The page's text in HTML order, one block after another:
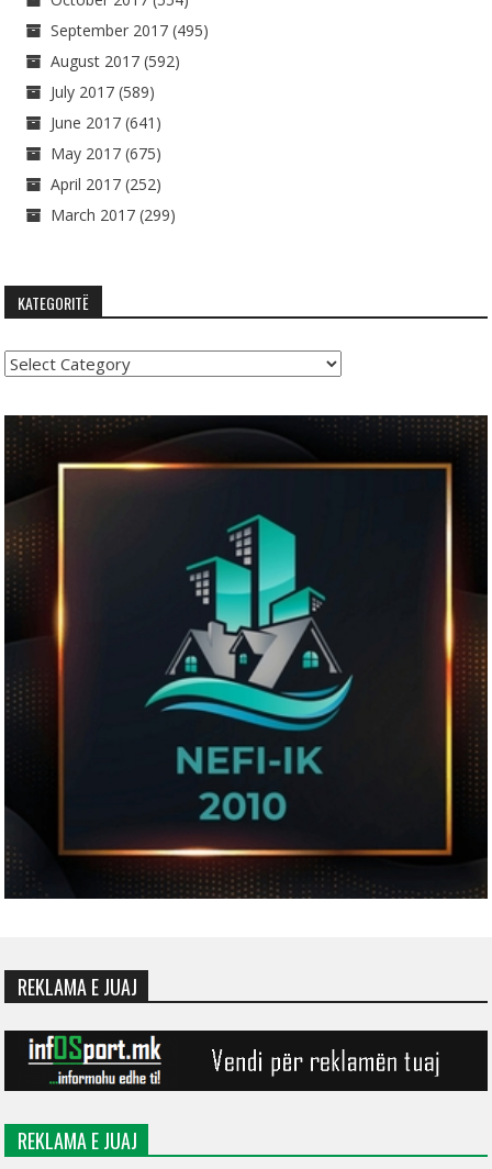
September 2017 (495)
August 2017 (592)
July 2017 (589)
June 2017 (641)
May 2017 (675)
April 2017 (252)
March 2017 (299)
KATEGORITË
Kategoritë
REKLAMA E JUAJ
REKLAMA E JUAJ